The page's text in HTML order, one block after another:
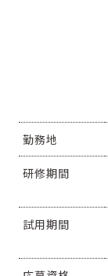
勤務地
研修期間
試用期間